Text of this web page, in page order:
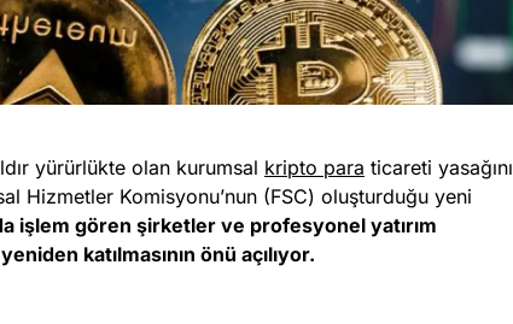
yürürlükte olan kurumsal kripto para ticareti yasağını
Hizmetler Komisyonu’nun (FSC) oluşturduğu yeni
işlem gören şirketler ve profesyonel yatırım
katılmasının önü açılıyor.